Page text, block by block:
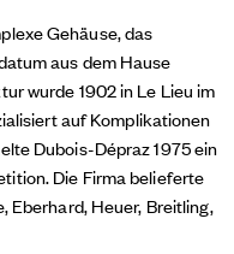
Gehäuse, das
aus dem Hause
wurde 1902 in Le Lieu im
auf Komplikationen
Dubois-Dépraz 1975 ein
Die Firma belieferte
Eberhard, Heuer, Breitling,